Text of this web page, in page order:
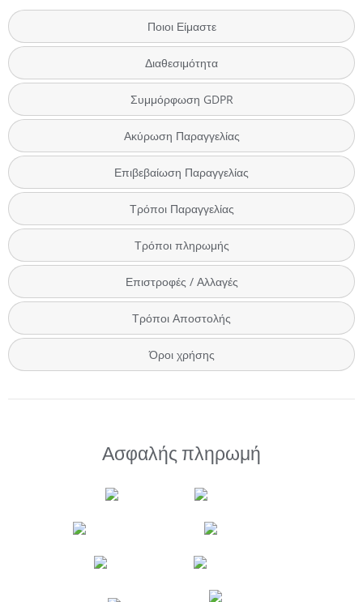
Ποιοι Είμαστε
Διαθεσιμότητα
Συμμόρφωση GDPR
Ακύρωση Παραγγελίας
Επιβεβαίωση Παραγγελίας
Τρόποι Παραγγελίας
Τρόποι πληρωμής
Επιστροφές / Αλλαγές
Τρόποι Αποστολής
Όροι χρήσης
Ασφαλής πληρωμή